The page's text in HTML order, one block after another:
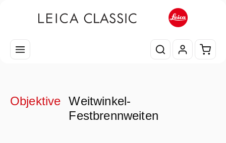
Objektive
Weitwinkel-
Festbrennweiten